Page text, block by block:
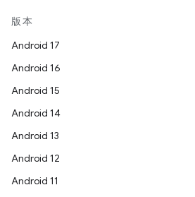
版本
Android 17
Android 16
Android 15
Android 14
Android 13
Android 12
Android 11